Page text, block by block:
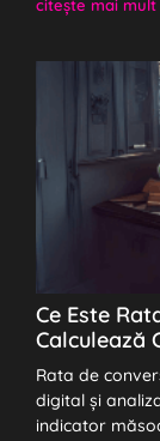
citeşte mai mult
Ce Este
Calculează
Rata de
digital și
indicator